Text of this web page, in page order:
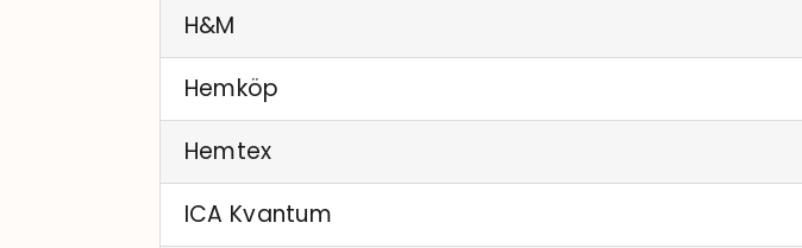
H&M
Hemköp
Hemtex
ICA Kvantum